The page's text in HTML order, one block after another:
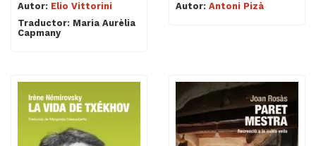
Autor: Elio Vittorini
Traductor: Maria Aurèlia
Capmany
Autor: Antoni Pizà